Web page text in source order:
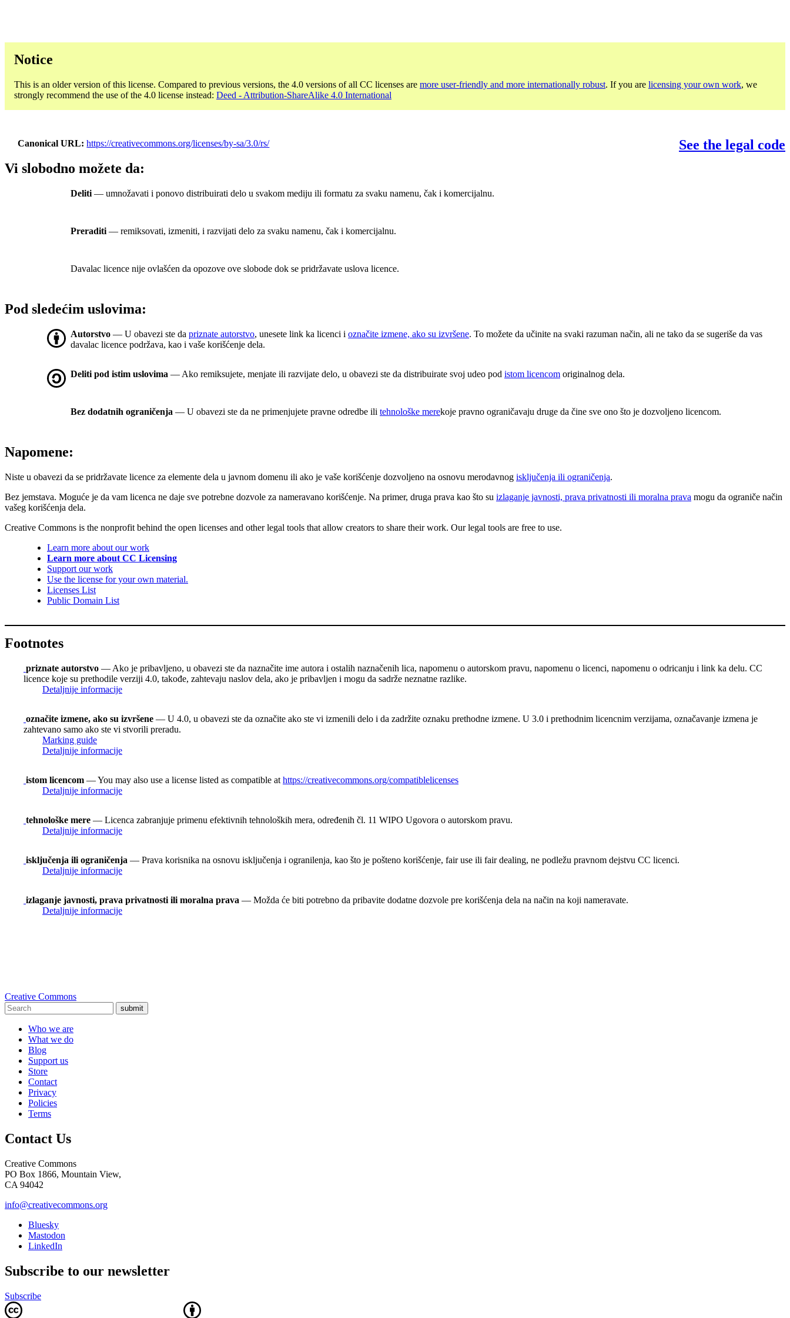
Notice
This is an older version of this license. Compared to previous versions, the 4.0 versions of all CC licenses are more user-friendly and more internationally robust. If you are licensing your own work, we
strongly recommend the use of the 4.0 license instead: Deed - Attribution-ShareAlike 4.0 International
Canonical URL https://creativecommons.org/licenses/by-sa/3.0/rs/
See the legal code
Vi slobodno možete da:
Deliti — umnožavati i ponovo distribuirati delo u svakom mediju ili formatu za svaku namenu, čak i komercijalnu.
Preraditi — remiksovati, izmeniti, i razvijati delo za svaku namenu, čak i komercijalnu.
Davalac licence nije ovlašćen da opozove ove slobode dok se pridržavate uslova licence.
Pod sledećim uslovima:
Autorstvo — U obavezi ste da priznate autorstvo, unesete link ka licenci i označite izmene, ako su izvršene. To možete da učinite na svaki razuman način, ali ne tako da se sugeriše da vas
davalac licence podržava, kao i vaše korišćenje dela.
Deliti pod istim uslovima — Ako remiksujete, menjate ili razvijate delo, u obavezi ste da distribuirate svoj udeo pod istom licencom originalnog dela.
Bez dodatnih ograničenja — U obavezi ste da ne primenjujete pravne odredbe ili tehnološke merekoje pravno ograničavaju druge da čine sve ono što je dozvoljeno licencom.
Napomene:
Niste u obavezi da se pridržavate licence za elemente dela u javnom domenu ili ako je vaše korišćenje dozvoljeno na osnovu merodavnog isključenja ili ograničenja.
Bez jemstava. Moguće je da vam licenca ne daje sve potrebne dozvole za nameravano korišćenje. Na primer, druga prava kao što su izlaganje javnosti, prava privatnosti ili moralna prava mogu da ograniče način
vašeg korišćenja dela.
Creative Commons is the nonprofit behind the open licenses and other legal tools that allow creators to share their work. Our legal tools are free to use.
Learn more about our work
Learn more about CC Licensing
Support our work
Use the license for your own material.
Licenses List
Public Domain List
Footnotes
priznate autorstvo — Ako je pribavljeno, u obavezi ste da naznačite ime autora i ostalih naznačenih lica, napomenu o autorskom pravu, napomenu o licenci, napomenu o odricanju i link ka delu. CC
licence koje su prethodile verziji 4.0, takođe, zahtevaju naslov dela, ako je pribavljen i mogu da sadrže neznatne razlike.
Detaljnije informacije
označite izmene, ako su izvršene — U 4.0, u obavezi ste da označite ako ste vi izmenili delo i da zadržite oznaku prethodne izmene. U 3.0 i prethodnim licencnim verzijama, označavanje izmena je
zahtevano samo ako ste vi stvorili preradu.
Marking guide
Detaljnije informacije
istom licencom — You may also use a license listed as compatible at https://creativecommons.org/compatiblelicenses
Detaljnije informacije
tehnološke mere — Licenca zabranjuje primenu efektivnih tehnoloških mera, određenih čl. 11 WIPO Ugovora o autorskom pravu.
Detaljnije informacije
isključenja ili ograničenja — Prava korisnika na osnovu isključenja i ogranilenja, kao što je pošteno korišćenje, fair use ili fair dealing, ne podležu pravnom dejstvu CC licenci.
Detaljnije informacije
izlaganje javnosti, prava privatnosti ili moralna prava — Možda će biti potrebno da pribavite dodatne dozvole pre korišćenja dela na način na koji nameravate.
Detaljnije informacije
Creative Commons
submit
Who we are
What we do
Blog
Support us
Store
Contact
Privacy
Policies
Terms
Contact Us
Creative Commons
PO Box 1866, Mountain View,
CA 94042
info@creativecommons.org
Bluesky
Mastodon
LinkedIn
Subscribe to our newsletter
Subscribe